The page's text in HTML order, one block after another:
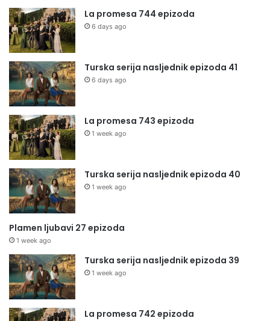
La promesa 744 epizoda
6 days ago
Turska serija nasljednik epizoda 41
6 days ago
La promesa 743 epizoda
1 week ago
Turska serija nasljednik epizoda 40
1 week ago
Plamen ljubavi 27 epizoda
1 week ago
Turska serija nasljednik epizoda 39
1 week ago
La promesa 742 epizoda